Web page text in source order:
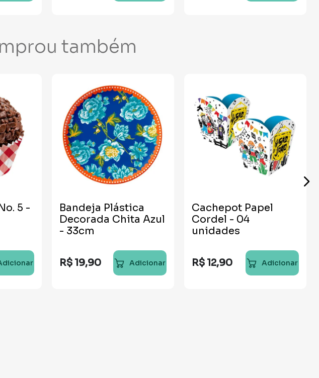
também
5 -
Bandeja Plástica
Decorada Chita Azul
- 33cm
R$ 19,90 Adicionar
Cachepot Papel
Cordel - 04
unidades
R$ 12,90 Adicionar